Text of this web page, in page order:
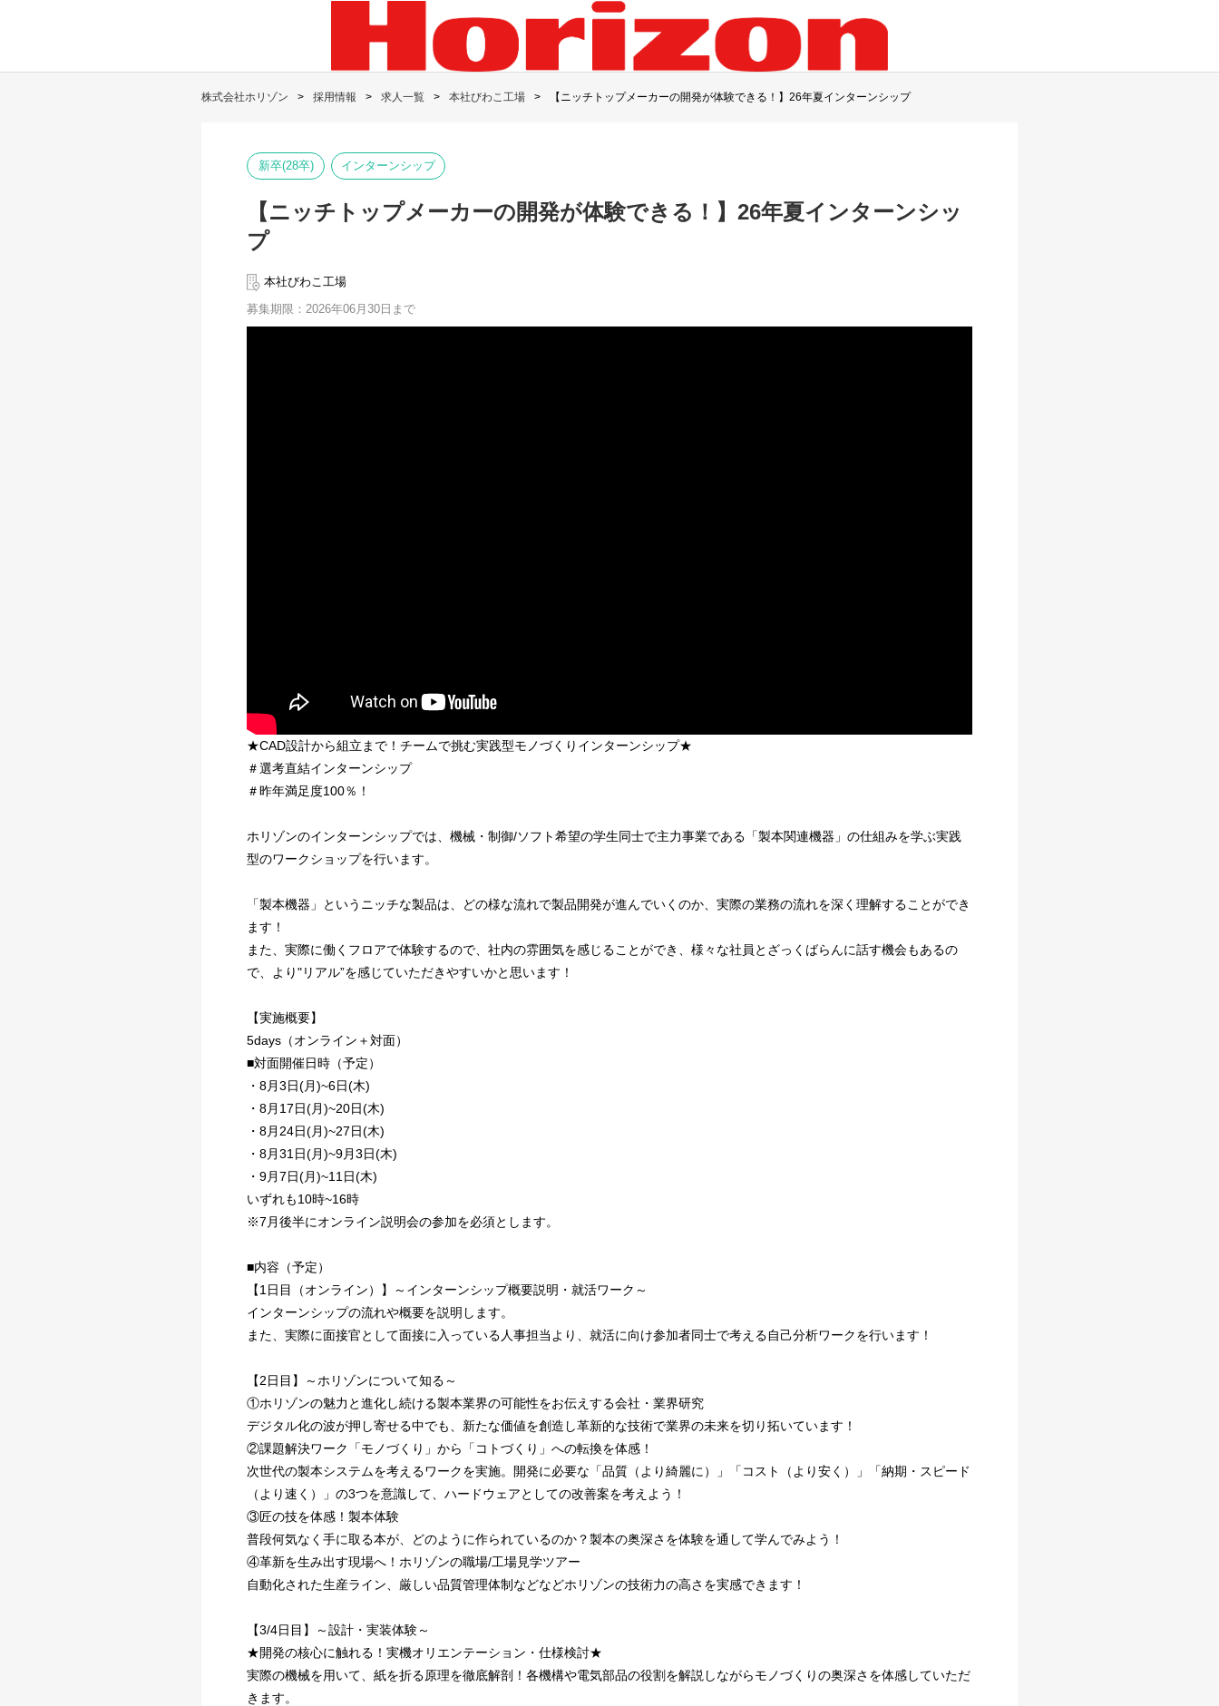
株式会社ホリゾン 採用情報 求人一覧 本社びわこ工場 【ニッチトップメーカーの開発が体験できる！】26年夏インターンシップ
新卒(28卒) インターンシップ
【ニッチトップメーカーの開発が体験できる！】26年夏インターンシッ
プ
本社びわこ工場
募集期限：2026年06月30日まで
★CAD設計から組立まで！チームで挑む実践型モノづくりインターンシップ★
＃選考直結インターンシップ
＃昨年満足度100％！
ホリゾンのインターンシップでは、機械・制御/ソフト希望の学生同士で主力事業である「製本関連機器」の仕組みを学ぶ実践
型のワークショップを行います。
「製本機器」というニッチな製品は、どの様な流れで製品開発が進んでいくのか、実際の業務の流れを深く理解することができ
ます！
また、実際に働くフロアで体験するので、社内の雰囲気を感じることができ、様々な社員とざっくばらんに話す機会もあるの
で、より"リアル”を感じていただきやすいかと思います！
【実施概要】
5days（オンライン＋対面）
■対面開催日時（予定）
・8月3日(月)~6日(木)
・8月17日(月)~20日(木)
・8月24日(月)~27日(木)
・8月31日(月)~9月3日(木)
・9月7日(月)~11日(木)
いずれも10時~16時
※7月後半にオンライン説明会の参加を必須とします。
■内容（予定）
【1日目（オンライン）】～インターンシップ概要説明・就活ワーク～
インターンシップの流れや概要を説明します。
また、実際に面接官として面接に入っている人事担当より、就活に向け参加者同士で考える自己分析ワークを行います！
【2日目】～ホリゾンについて知る～
①ホリゾンの魅力と進化し続ける製本業界の可能性をお伝えする会社・業界研究
デジタル化の波が押し寄せる中でも、新たな価値を創造し革新的な技術で業界の未来を切り拓いています！
②課題解決ワーク「モノづくり」から「コトづくり」への転換を体感！
次世代の製本システムを考えるワークを実施。開発に必要な「品質（より綺麗に）」「コスト（より安く）」「納期・スピード
（より速く）」の3つを意識して、ハードウェアとしての改善案を考えよう！
③匠の技を体感！製本体験
普段何気なく手に取る本が、どのように作られているのか？製本の奥深さを体験を通して学んでみよう！
④革新を生み出す現場へ！ホリゾンの職場/工場見学ツアー
自動化された生産ライン、厳しい品質管理体制などなどホリゾンの技術力の高さを実感できます！
【3/4日目】～設計・実装体験～
★開発の核心に触れる！実機オリエンテーション・仕様検討★
実際の機械を用いて、紙を折る原理を徹底解剖！各機構や電気部品の役割を解説しながらモノづくりの奥深さを体感していただ
きます。